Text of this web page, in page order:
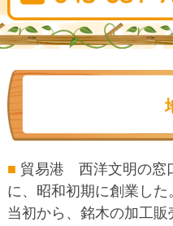
■ 貿易港 西洋文明の窓
に、昭和初期に創業した
当初から、銘木の加工